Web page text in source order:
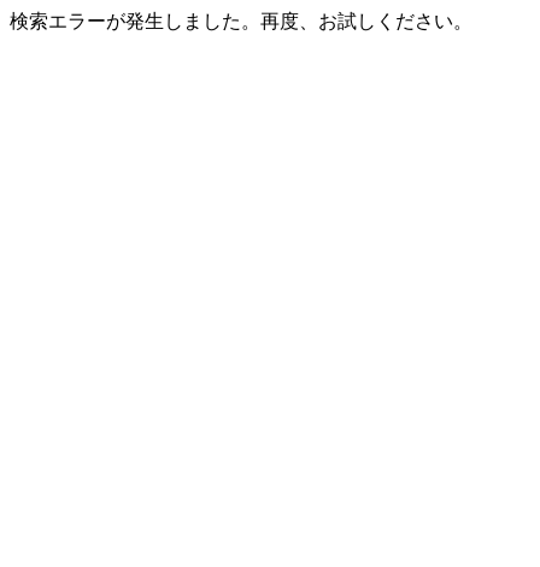
検索エラーが発生しました。再度、お試しください。